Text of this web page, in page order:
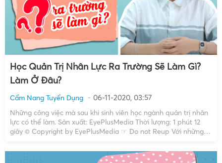
Học Quản Trị Nhân Lực Ra Trường Sẽ Làm Gì?
Làm Ở Đâu?
Cẩm Nang Tuyển Dụng 06-11-2020, 03:57
Những công việc mà sau khi sinh viên học ngành quản trị nhân
lực có thể làm. Sản xuất: EyePlusMedia Thời lượng: 1 phút 12
giây © Copyright by EyePlusMedia ☞ Do not Reup Với những
Quản […]